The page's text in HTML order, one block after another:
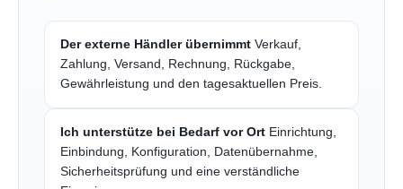
Der externe Händler übernimmt Verkauf,
Zahlung, Versand, Rechnung, Rückgabe,
Gewährleistung und den tagesaktuellen Preis.
Ich unterstütze bei Bedarf vor Ort Einrichtung,
Einbindung, Konfiguration, Datenübernahme,
Sicherheitsprüfung und eine verständliche